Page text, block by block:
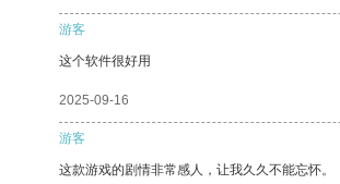
游客
这个软件很好用
2025-09-16
游客
这款游戏的剧情非常感人，让我久久不能忘怀。